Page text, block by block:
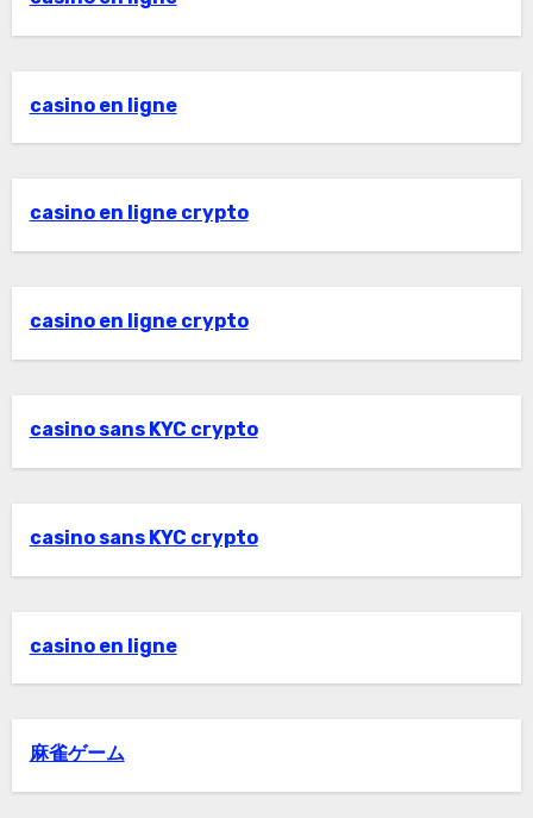
casino en ligne
casino en ligne crypto
casino en ligne crypto
casino sans KYC crypto
casino sans KYC crypto
casino en ligne
麻雀ゲーム